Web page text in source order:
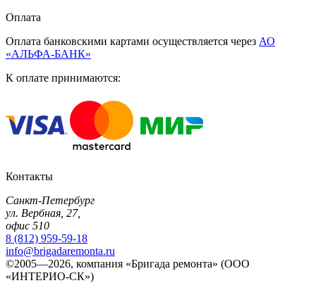
Оплата
Оплата банковскими картами осуществляется через АО
«АЛЬФА-БАНК»
К оплате принимаются:
Контакты
Санкт-Петербург
ул. Вербная, 27,
офис 510
8 (812) 959-59-18
info@brigadaremonta.ru
©2005—2026, компания «Бригада ремонта» (ООО
«ИНТЕРИО-СК»)